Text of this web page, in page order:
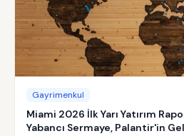
Gayrimenkul
Miami 2026 İlk Yarı Yatırım
Yabancı Sermaye, Palantir'in